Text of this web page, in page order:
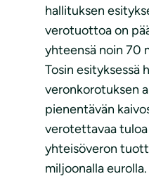
hallituksen
verotuottoa on
yhteensä noin 70
Tosin esityksessä
veronkorotuksen
pienentävän
verotettavaa
yhteisöveron
miljoonalla